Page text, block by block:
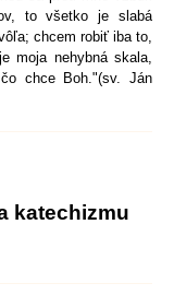
to všetko je slabá
chcem robiť iba to,
moja nehybná skala,
chce Boh."(sv. Ján
katechizmu